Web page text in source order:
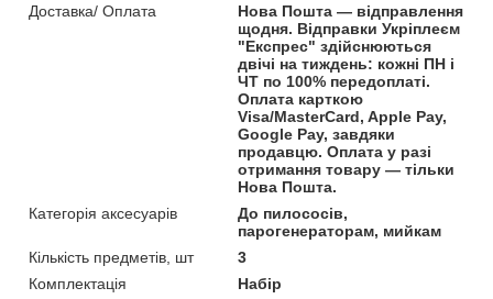
Доставка/ Оплата
Нова Пошта — відправлення
щодня. Відправки Укріплеєм
"Експрес" здійснюються
двічі на тиждень: кожні ПН і
ЧТ по 100% передоплаті.
Оплата карткою
Visa/MasterCard, Apple Pay,
Google Pay, завдяки
продавцю. Оплата у разі
отримання товару — тільки
Нова Пошта.
Категорія аксесуарів
До пилососів,
парогенераторам, мийкам
Кількість предметів, шт
3
Комплектація
Набір